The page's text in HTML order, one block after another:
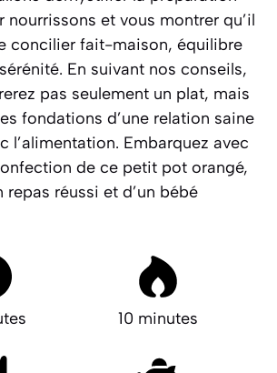
nourrissons et vous montrer qu’il
concilier fait-maison, équilibre
. En suivant nos conseils,
pas seulement un plat, mais
fondations d’une relation saine
l’alimentation. Embarquez avec
de ce petit pot orangé,
repas réussi et d’un bébé
10 minutes